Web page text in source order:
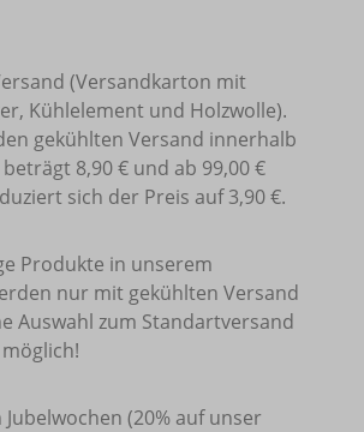
(Versandkarton mit
Kühlelement und Holzwolle).
gekühlten Versand innerhalb
8,90 € und ab 99,00 €
sich der Preis auf 3,90 €.
Produkte in unserem
nur mit gekühlten Versand
Auswahl zum Standartversand
(20% auf unser